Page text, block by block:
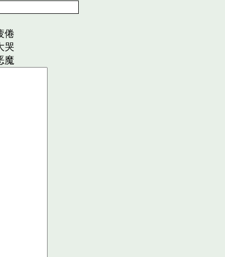
倦
哭
魔